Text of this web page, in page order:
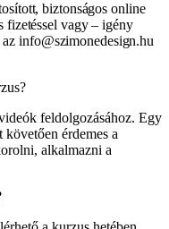
biztonságos online
fizetéssel vagy – igény
info@szimonedesign.hu
feldolgozásához. Egy
érdemes a
alkalmazni a